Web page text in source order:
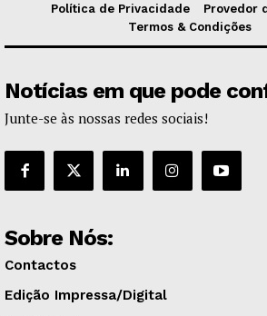
Política de Privacidade
Provedor
Termos & Condições
Notícias em que pode
Junte-se às nossas redes sociais!
Sobre Nós:
Contactos
Edição Impressa/Digital